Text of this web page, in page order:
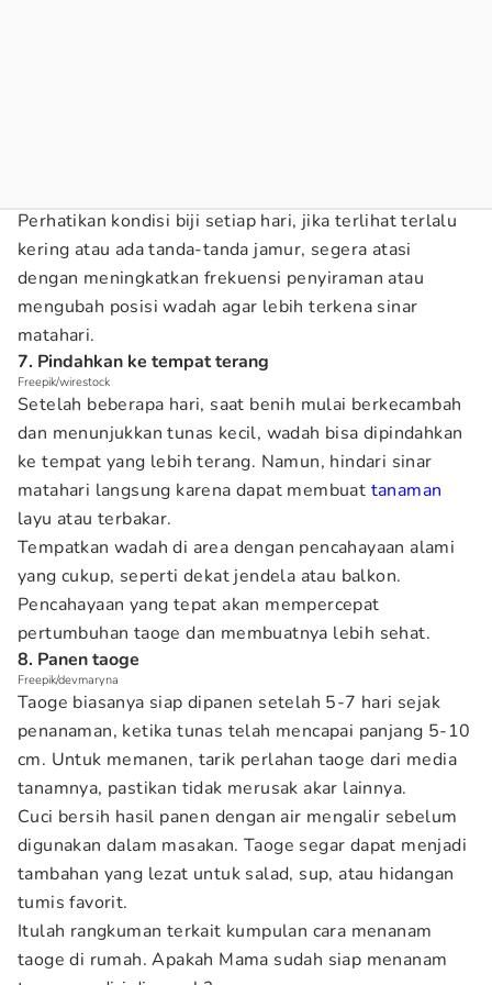
Perhatikan kondisi biji setiap hari, jika terlihat terlalu
kering atau ada tanda-tanda jamur, segera atasi
dengan meningkatkan frekuensi penyiraman atau
mengubah posisi wadah agar lebih terkena sinar
matahari.
7. Pindahkan ke tempat terang
Freepik/wirestock
Setelah beberapa hari, saat benih mulai berkecambah
dan menunjukkan tunas kecil, wadah bisa dipindahkan
ke tempat yang lebih terang. Namun, hindari sinar
matahari langsung karena dapat membuat tanaman
layu atau terbakar.
Tempatkan wadah di area dengan pencahayaan alami
yang cukup, seperti dekat jendela atau balkon.
Pencahayaan yang tepat akan mempercepat
pertumbuhan taoge dan membuatnya lebih sehat.
8. Panen taoge
Freepik/devmaryna
Taoge biasanya siap dipanen setelah 5-7 hari sejak
penanaman, ketika tunas telah mencapai panjang 5-10
cm. Untuk memanen, tarik perlahan taoge dari media
tanamnya, pastikan tidak merusak akar lainnya.
Cuci bersih hasil panen dengan air mengalir sebelum
digunakan dalam masakan. Taoge segar dapat menjadi
tambahan yang lezat untuk salad, sup, atau hidangan
tumis favorit.
Itulah rangkuman terkait kumpulan cara menanam
taoge di rumah. Apakah Mama sudah siap menanam